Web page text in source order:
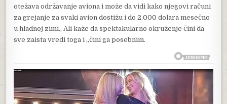
otežava održavanje aviona i može da vidi kako njegovi računi
za grejanje za svaki avion dostižu i do 2.000 dolara mesečno
u hladnoj zimi., Ali kaže da spektakularno okruženje čini da
sve zaista vredi toga i „čini ga posebnim.